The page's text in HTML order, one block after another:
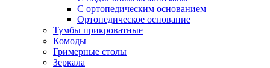
С ортопедическим основанием
Ортопедическое основание
Тумбы прикроватные
Комоды
Гримерные столы
Зеркала